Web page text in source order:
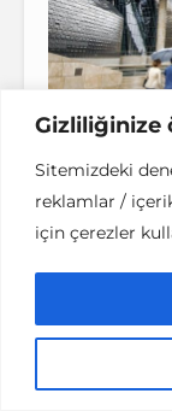
Gizliliğinize
Sitemizdeki
reklamlar /
için çerezler
Ünlü
çoğunda
geçen
heykeli,